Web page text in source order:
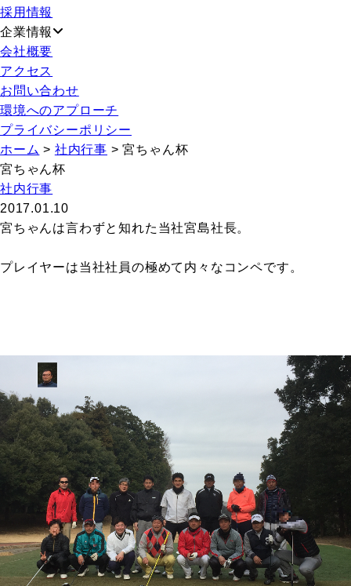
採用情報
企業情報
会社概要
アクセス
お問い合わせ
環境へのアプローチ
プライバシーポリシー
ホーム > 社内行事 >宮ちゃん杯
宮ちゃん杯
社内行事
2017.01.10
宮ちゃんは言わずと知れた当社宮島社長。
プレイヤーは当社社員の極めて内々なコンペです。